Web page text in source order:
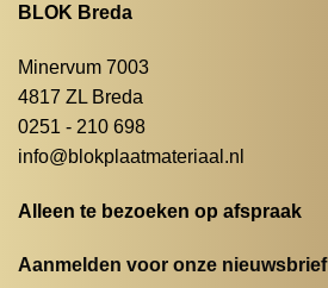
BLOK Breda
Minervum 7003
4817 ZL Breda
0251 - 210 698
info@blokplaatmateriaal.nl
Alleen te bezoeken op afspraak
Aanmelden voor onze nieuwsbrief